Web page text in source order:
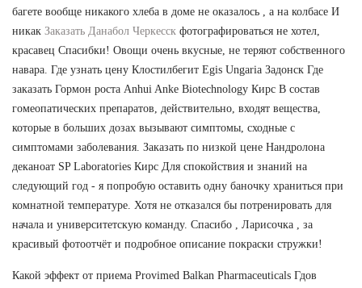
багете вообще никакого хлеба в доме не оказалось , а на колбасе И
никак Заказать Данабол Черкесск фотографироваться не хотел,
красавец Спасибки! Овощи очень вкусные, не теряют собственного
навара. Где узнать цену Клостилбегит Egis Ungaria Задонск Где
заказать Гормон роста Anhui Anke Biotechnology Кирс В состав
гомеопатических препаратов, действительно, входят вещества,
которые в больших дозах вызывают симптомы, сходные с
симптомами заболевания. Заказать по низкой цене Нандролона
деканоат SP Laboratories Кирс Для спокойствия и знаний на
следующий год - я попробую оставить одну баночку храниться при
комнатной температуре. Хотя не отказался бы потренировать для
начала и университетскую команду. Спасибо , Ларисочка , за
красивый фотоотчёт и подробное описание покраски стружки!
Какой эффект от приема Provimed Balkan Pharmaceuticals Гдов